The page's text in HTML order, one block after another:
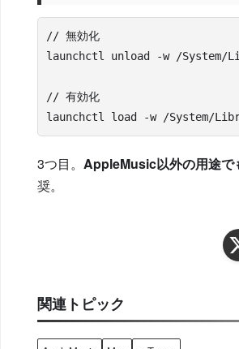
// 無効化
launchctl unload -w /System/
// 有効化
launchctl load -w /System/
3つ目。 AppleMusic以外の用途で
奨。
関連トピック